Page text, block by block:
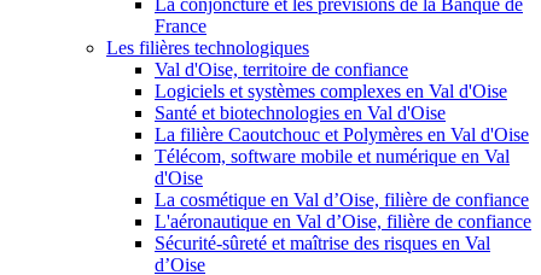
La conjoncture et les prévisions de la Banque de
France
Les filières technologiques
Val d'Oise, territoire de confiance
Logiciels et systèmes complexes en Val d'Oise
Santé et biotechnologies en Val d'Oise
La filière Caoutchouc et Polymères en Val d'Oise
Télécom, software mobile et numérique en Val
d'Oise
La cosmétique en Val d’Oise, filière de confiance
L'aéronautique en Val d’Oise, filière de confiance
Sécurité-sûreté et maîtrise des risques en Val
d’Oise